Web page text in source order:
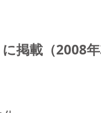
掲載（2008年